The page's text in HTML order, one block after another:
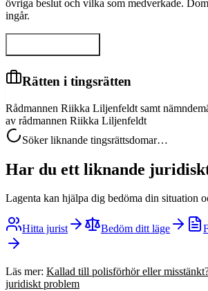
övriga beslut och vilka som medverkade.
ingår.
Rätten i tingsrätten
Rådmannen Riikka Liljenfeldt samt
av rådmannen Riikka Liljenfeldt
Söker liknande tingsrättsdomar…
Har du ett liknande
Lagenta kan hjälpa dig bedöma din situation
Hitta jurist Bedöm ditt läge
Läs mer: Kallad till polisförhör eller
juridiskt problem